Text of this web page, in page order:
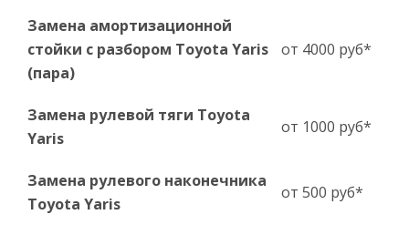
Замена амортизационной
стойки с разбором Toyota Yaris
(пара)
от 4000 руб*
Замена рулевой тяги Toyota
Yaris
от 1000 руб*
Замена рулевого наконечника
Toyota Yaris
от 500 руб*